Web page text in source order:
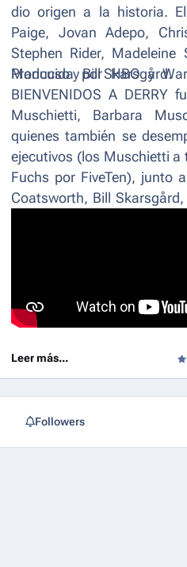
dio origen a la historia.
Paige, Jovan Adepo,
Stephen Rider, Madeleine
Mancuso y Bill Skarsgård.
Producida por HBO y
BIENVENIDOS A DERRY
Muschietti, Barbara
quienes también se
ejecutivos (los Muschietti a
Fuchs por FiveTen), junto
Coatsworth, Bill
Leer más...
Followers